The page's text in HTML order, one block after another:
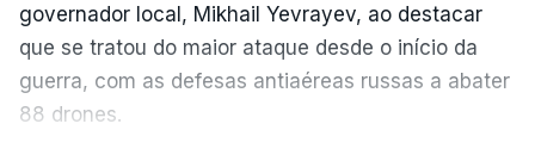
governador local, Mikhail Yevrayev, ao destacar
que se tratou do maior ataque desde o início da
guerra, com as defesas antiaéreas russas a abater
88 drones.